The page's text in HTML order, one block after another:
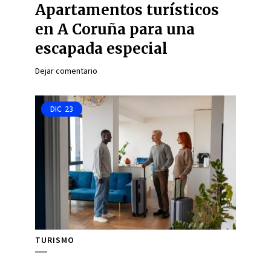
Apartamentos turísticos
en A Coruña para una
escapada especial
Dejar comentario
DIC 23
TURISMO